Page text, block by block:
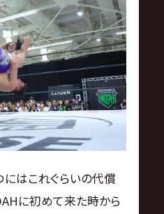
にはこれぐらいの代償
に初めて来た時から